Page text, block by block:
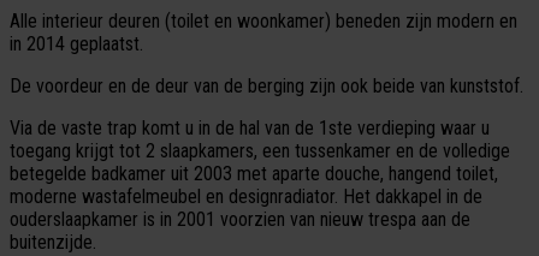
Alle interieur deuren (toilet en woonkamer) beneden zijn modern en
in 2014 geplaatst.
De voordeur en de deur van de berging zijn ook beide van kunststof.
Via de vaste trap komt u in de hal van de 1ste verdieping waar u
toegang krijgt tot 2 slaapkamers, een tussenkamer en de volledige
betegelde badkamer uit 2003 met aparte douche, hangend toilet,
moderne wastafelmeubel en designradiator. Het dakkapel in de
ouderslaapkamer is in 2001 voorzien van nieuw trespa aan de
buitenzijde.